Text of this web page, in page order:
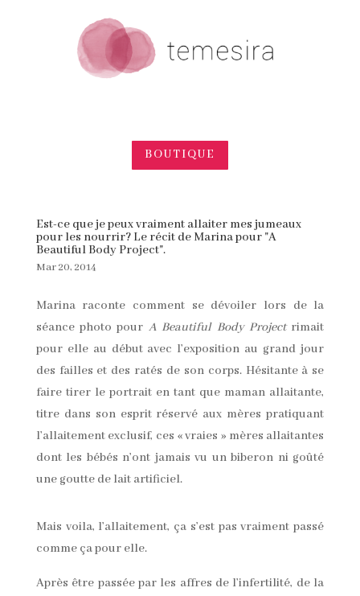
BOUTIQUE
Est-ce que je peux vraiment allaiter mes jumeaux
pour les nourrir? Le récit de Marina pour "A
Beautiful Body Project".
Mar 20, 2014
Marina raconte comment se dévoiler lors de la
séance photo pour A Beautiful Body Projectrimait
pour elle au début avec l’exposition au grand jour
des failles et des ratés de son corps. Hésitante à se
faire tirer le portrait en tant que maman allaitante,
titre dans son esprit réservé aux mères pratiquant
l’allaitement exclusif, ces « vraies » mères allaitantes
dont les bébés n’ont jamais vu un biberon ni goûté
une goutte de lait artificiel.
Mais voila, l’allaitement, ça s’est pas vraiment passé
comme ça pour elle.
Après être passée par les affres de l’infertilité, de la